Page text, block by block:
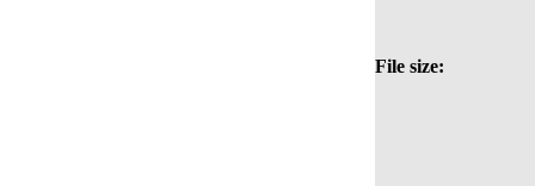
File size: